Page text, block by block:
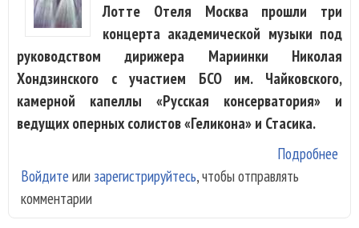
Лотте Отеля Москва прошли три
концерта академической музыки под
руководством дирижера Мариинки Николая
Хондзинского с участием БСО им. Чайковского,
камерной капеллы «Русская консерватория» и
ведущих оперных солистов «Геликона» и Стасика.
Подробнее
Войдите или зарегистрируйтесь, чтобы отправлять
комментарии